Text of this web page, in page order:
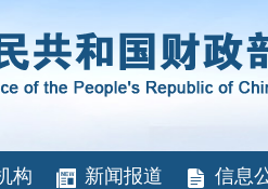
构 新闻报道 信息